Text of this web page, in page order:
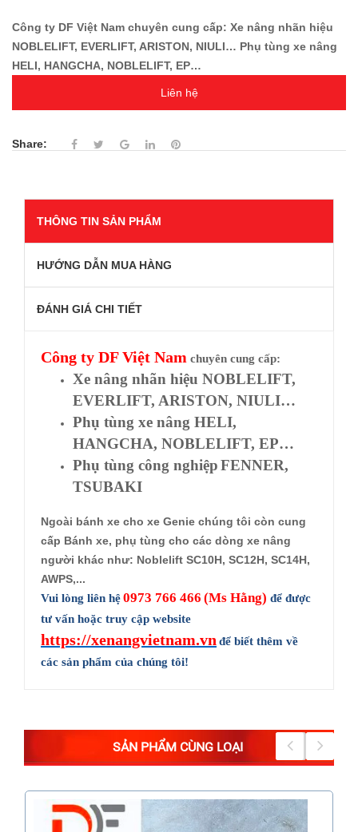
Công ty DF Việt Nam chuyên cung cấp: Xe nâng nhãn hiệu
NOBLELIFT, EVERLIFT, ARISTON, NIULI… Phụ tùng xe nâng
HELI, HANGCHA, NOBLELIFT, EP…
Liên hệ
Share:
THÔNG TIN SẢN PHẨM
HƯỚNG DẪN MUA HÀNG
ĐÁNH GIÁ CHI TIẾT
Công ty DF Việt Nam chuyên cung cấp:
Xe nâng nhãn hiệu NOBLELIFT,
EVERLIFT, ARISTON, NIULI…
Phụ tùng xe nâng HELI,
HANGCHA, NOBLELIFT, EP…
Phụ tùng công nghiệpFENNER,
TSUBAKI
Ngoài bánh xe cho xe Genie chúng tôi còn cung
cấp Bánh xe, phụ tùng cho các dòng xe nâng
người khác như: Noblelift SC10H, SC12H, SC14H,
AWPS,...
Vui lòng liên hệ0973 766 466 (Ms Hằng) để được
tư vấn hoặc truy cập website
https://xenangvietnam.vn để biết thêm về
các sản phẩm của chúng tôi!
SẢN PHẨM CÙNG LOẠI